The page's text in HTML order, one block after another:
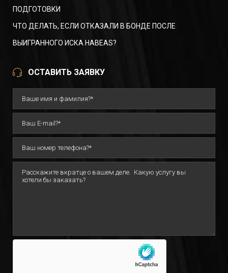
ПОДГОТОВКИ
ЧТО ДЕЛАТЬ, ЕСЛИ ОТКАЗАЛИ В БОНДЕ ПОСЛЕ
ВЫИГРАННОГО ИСКА HABEAS?
ОСТАВИТЬ ЗАЯВКУ